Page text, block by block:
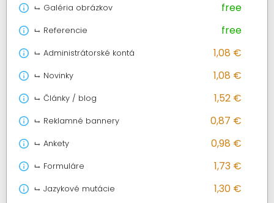
Galéria obrázkov free
Referencie free
Administrátorské kontá 1,08 €
Novinky 1,08 €
Články / blog 1,52 €
Reklamné bannery 0,87 €
Ankety 0,98 €
Formuláre 1,73 €
Jazykové mutácie 1,30 €